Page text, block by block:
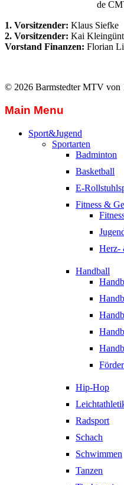
1. Vorsitzender: Klaus Siefke
2. Vorsitzender: Kai
Vorstand Finanzen: Florian
© 2026 Barmstedter MTV von
Main Menu
Sport&Jugend
Sportarten
Badminton
Basketball
E-
Fitness &
Herz-
Handball
Hip-Hop
Radsport
Schach
Schwimmen
Tanzen